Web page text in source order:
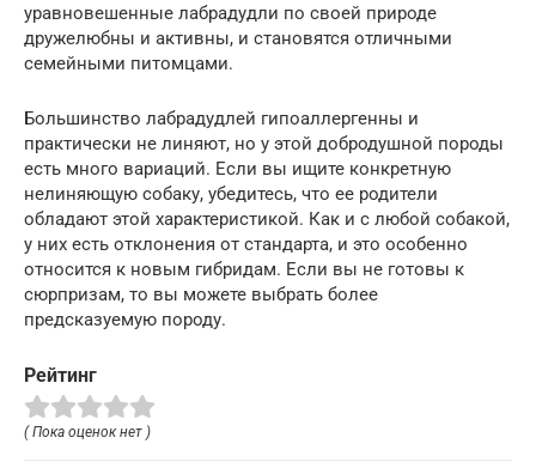
уравновешенные лабрадудли по своей природе
дружелюбны и активны, и становятся отличными
семейными питомцами.
Большинство лабрадудлей гипоаллергенны и
практически не линяют, но у этой добродушной породы
есть много вариаций. Если вы ищите конкретную
нелиняющую собаку, убедитесь, что ее родители
обладают этой характеристикой. Как и с любой собакой,
у них есть отклонения от стандарта, и это особенно
относится к новым гибридам. Если вы не готовы к
сюрпризам, то вы можете выбрать более
предсказуемую породу.
Рейтинг
( Пока оценок нет )